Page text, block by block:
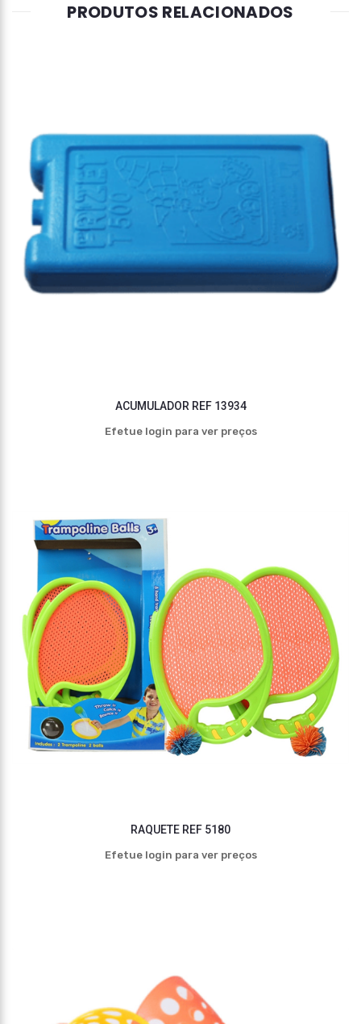
PRODUTOS RELACIONADOS
ACUMULADOR REF 13934
Efetue login para ver preços
RAQUETE REF 5180
Efetue login para ver preços